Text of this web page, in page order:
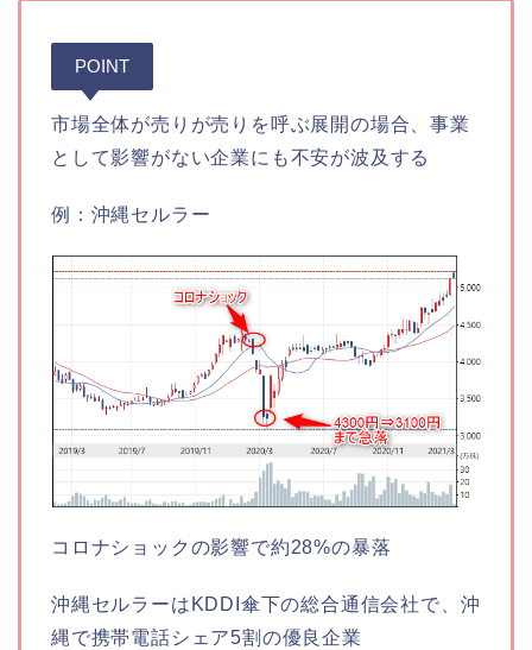
POINT
市場全体が売りが売りを呼ぶ展開の場合、事業
として影響がない企業にも不安が波及する
例：沖縄セルラー
コロナショックの影響で約28%の暴落
沖縄セルラーはKDDI傘下の総合通信会社で、沖
縄で携帯電話シェア5割の優良企業